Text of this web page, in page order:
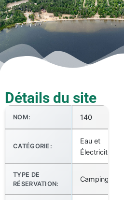
Détails du site
NOM: 140
CATÉGORIE:
Eau et
Électricité
TYPE DE
RÉSERVATION:
Camping